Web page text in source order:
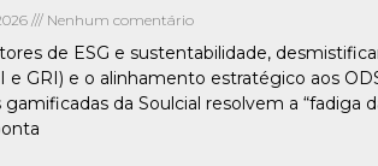
Nenhum comentário
de ESG e sustentabilidade,
e GRI) e o alinhamento estratégico aos
da Soulcial resolvem a “fadiga